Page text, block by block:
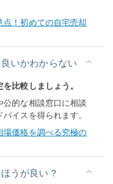
！初めての自宅売却
いかわからない
比較しましょう。
的な相談窓口に相談
イスを得られます。
場価格を調べる究極の
うが良い？